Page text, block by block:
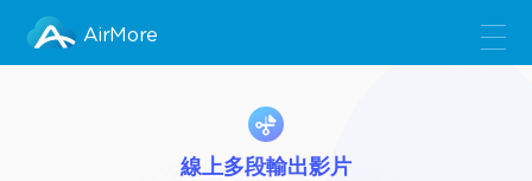
AirMore
線上多段輸出影片